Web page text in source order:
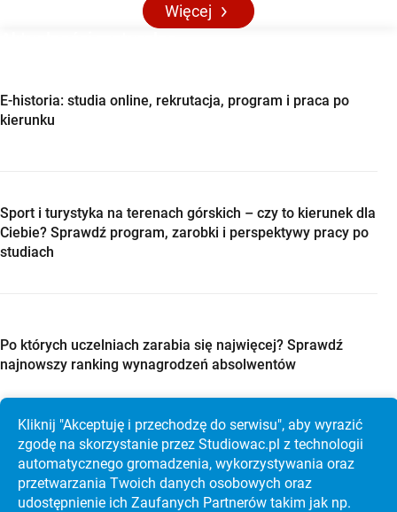
Więcej
E-historia: studia online, rekrutacja, program i praca po
kierunku
Sport i turystyka na terenach górskich – czy to kierunek dla
Ciebie? Sprawdź program, zarobki i perspektywy pracy po
studiach
Po których uczelniach zarabia się najwięcej? Sprawdź
najnowszy ranking wynagrodzeń absolwentów
Studia w Holandii po maturze? Sprawdź Maastricht
University, koszty i rekrutację krok po kroku
Kliknij "Akceptuję i przechodzę do serwisu", aby wyrazić
zgodę na skorzystanie przez Studiowac.pl z technologii
automatycznego gromadzenia, wykorzystywania oraz
przetwarzania Twoich danych osobowych oraz
udostępnienie ich Zaufanych Partnerów takim jak np.